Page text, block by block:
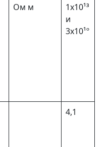
Ом м
1х10¹³
и
3х10¹º
4,1